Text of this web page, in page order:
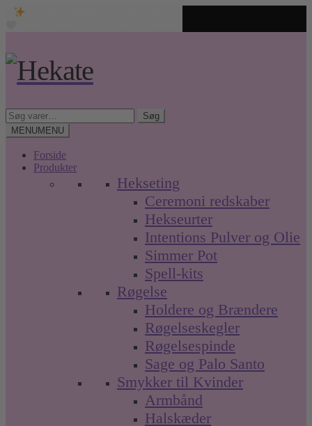
navigation
indhold
Søg
efter:
Søg
MENUMENU
Forside
Produkter
Hekseting
Ceremoni redskaber
Hekseurter
Intentions Pulver og Olie
Simmer Pot
Spell-kits
Røgelse
Holdere og Brændere
Røgelseskegler
Røgelsespinde
Sage og Palo Santo
Smykker til Kvinder
Armbånd
Halskæder